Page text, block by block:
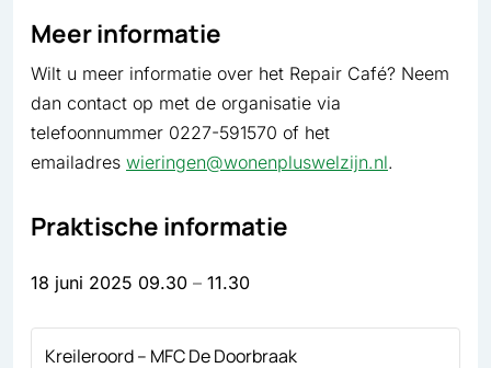
Meer informatie
Wilt u meer informatie over het Repair Café? Neem
dan contact op met de organisatie via
telefoonnummer 0227-591570 of het
emailadres wieringen@wonenpluswelzijn.nl.
Praktische informatie
18 juni 2025 09.30 – 11.30
Kreileroord – MFC De Doorbraak